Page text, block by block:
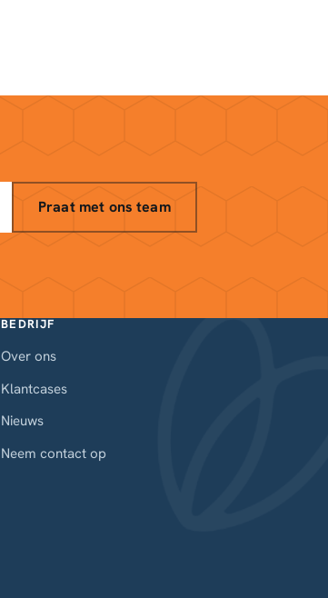
Praat met ons team
BEDRIJF
Over ons
Klantcases
Nieuws
Neem contact op